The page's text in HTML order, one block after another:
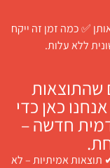
✅ כמה זמן זה ייקח
ללא עלות.
שהתוצאות
כאן כדי
חדשה –
אמיתיות – לא